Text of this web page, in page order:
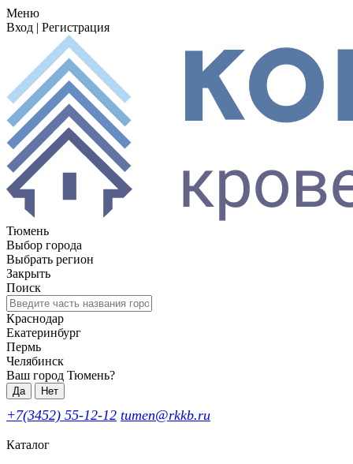
Меню
Вход | Регистрация
Тюмень
Выбор города
Выбрать регион
Закрыть
Поиск
Краснодар
Екатеринбург
Пермь
Челябинск
Ваш город Тюмень?
Да Нет
+7(3452) 55-12-12 tumen@rkkb.ru
Каталог